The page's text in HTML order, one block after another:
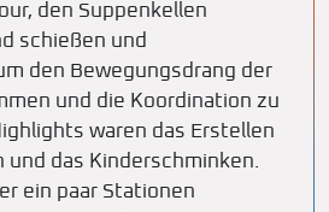
den Suppenkellen
schießen und
den Bewegungsdrang der
und die Koordination zu
waren das Erstellen
und das Kinderschminken.
ein paar Stationen